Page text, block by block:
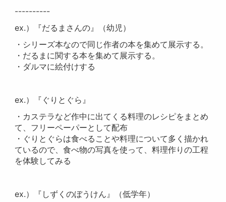
----------
ex.）『だるまさんの』（幼児）
・シリーズ本なので同じ作者の本を集めて展示する。
・だるまに関する本を集めて展示する。
・ダルマに絵付けする
ex.）『ぐりとぐら』
・カステラなど作中に出てくる料理のレシピをまとめ
て、フリーペーパーとして配布
・ぐりとぐらは食べることや料理について多く描かれ
ているので、食べ物の写真を使って、料理作りの工程
を体験してみる
ex.）『しずくのぼうけん』（低学年）